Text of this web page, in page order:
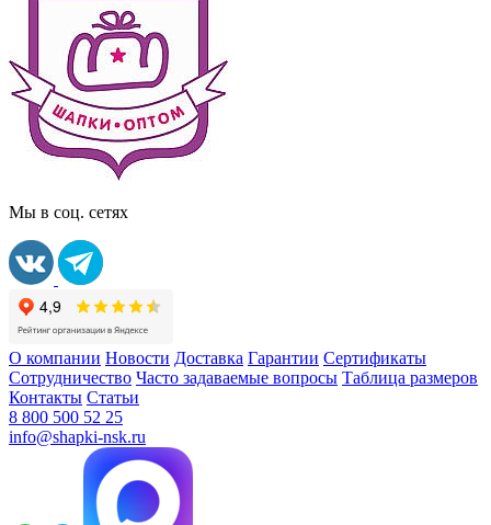
Мы в соц. сетях
О компании Новости Доставка Гарантии Сертификаты
Сотрудничество Часто задаваемые вопросы Таблица размеров
Контакты Статьи
8 800 500 52 25
info@shapki-nsk.ru